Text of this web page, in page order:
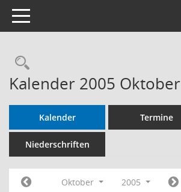
Toggle navigation
Kalender 2005 Oktober
Kalender Termine
Niederschriften
Oktober 2005